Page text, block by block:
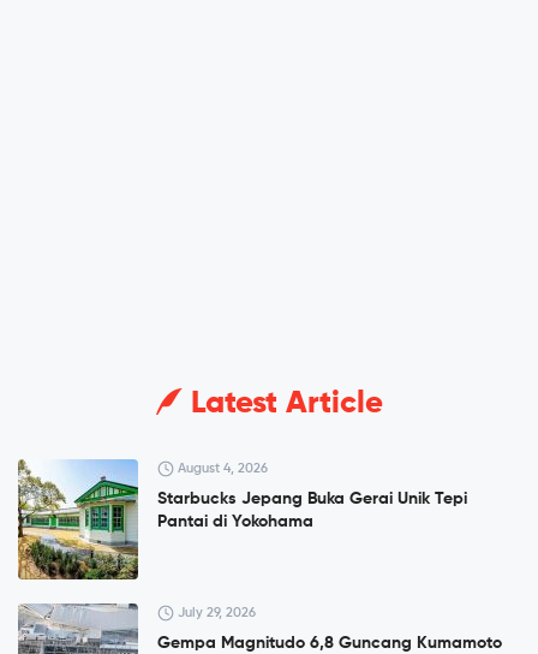
Latest Article
August 4, 2026
Starbucks Jepang Buka Gerai Unik Tepi
Pantai di Yokohama
July 29, 2026
Gempa Magnitudo 6,8 Guncang Kumamoto